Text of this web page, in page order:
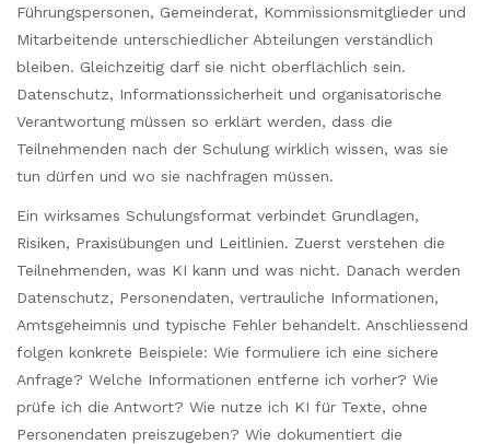
Führungspersonen, Gemeinderat, Kommissionsmitglieder und
Mitarbeitende unterschiedlicher Abteilungen verständlich
bleiben. Gleichzeitig darf sie nicht oberflächlich sein.
Datenschutz, Informationssicherheit und organisatorische
Verantwortung müssen so erklärt werden, dass die
Teilnehmenden nach der Schulung wirklich wissen, was sie
tun dürfen und wo sie nachfragen müssen.
Ein wirksames Schulungsformat verbindet Grundlagen,
Risiken, Praxisübungen und Leitlinien. Zuerst verstehen die
Teilnehmenden, was KI kann und was nicht. Danach werden
Datenschutz, Personendaten, vertrauliche Informationen,
Amtsgeheimnis und typische Fehler behandelt. Anschliessend
folgen konkrete Beispiele: Wie formuliere ich eine sichere
Anfrage? Welche Informationen entferne ich vorher? Wie
prüfe ich die Antwort? Wie nutze ich KI für Texte, ohne
Personendaten preiszugeben? Wie dokumentiert die